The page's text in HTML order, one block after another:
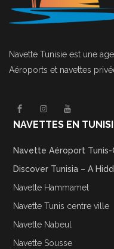
Navette Tunisie est une
Aéroports et navettes
NAVETTES EN
Navette Aéroport Tunis-
Discover Tunisia – A
Navette Hammamet
Navette Tunis centre ville
Navette Nabeul
Navette Sousse